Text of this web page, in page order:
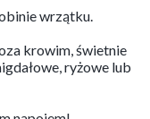
wrzątku.
krowim, świetnie
ryżowe lub